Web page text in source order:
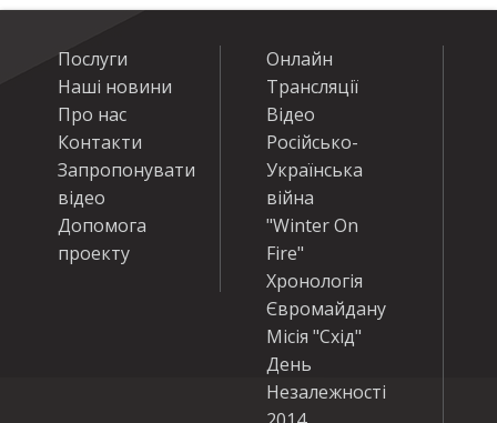
Послуги
Наші новини
Про нас
Контакти
Запропонувати
відео
Допомога
проекту
Онлайн
Трансляції
Відео
Російсько-
Українська
війна
"Winter On
Fire"
Хронологія
Євромайдану
Місія "Схід"
День
Незалежності